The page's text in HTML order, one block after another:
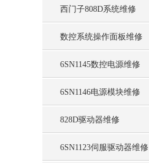
西门子808D系统维修
数控系统操作面板维修
6SN1145数控电源维修
6SN1146电源模块维修
828D驱动器维修
6SN1123伺服驱动器维修